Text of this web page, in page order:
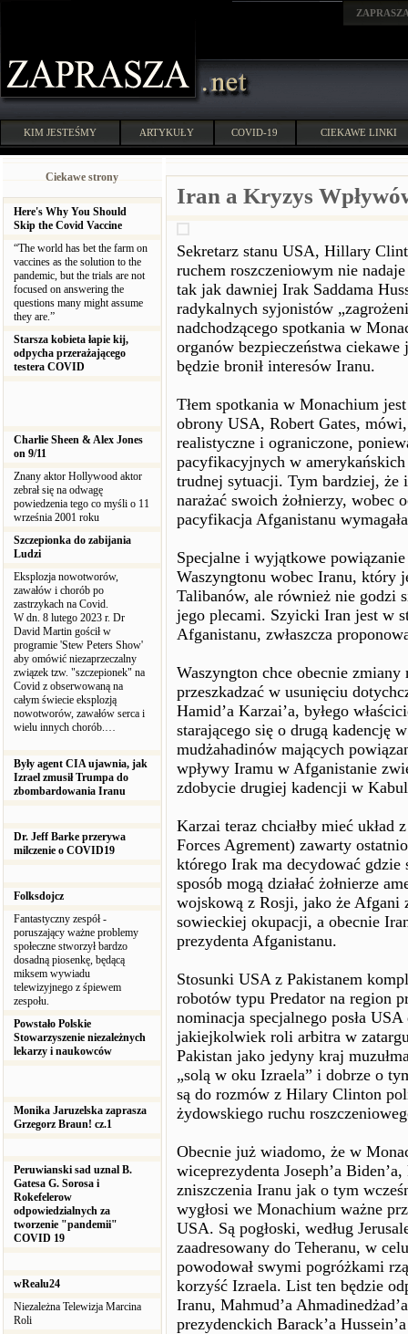
KIM JESTEŚMY ARTYKUŁY COVID-19 CIEKAWE LINKI
Ciekawe strony
Here's Why You Should
Skip the Covid Vaccine
“The world has bet the farm on
vaccines as the solution to the
pandemic, but the trials are not
focused on answering the
questions many might assume
they are.”
Starsza kobieta łapie kij,
odpycha przerażającego
testera COVID
Charlie Sheen & Alex Jones
on 9/11
Znany aktor Hollywood aktor
zebrał się na odwagę
powiedzenia tego co myśli o 11
września 2001 roku
Szczepionka do zabijania
Ludzi
Eksplozja nowotworów,
zawałów i chorób po
zastrzykach na Covid.
W dn. 8 lutego 2023 r. Dr
David Martin gościł w
programie 'Stew Peters Show'
aby omówić niezaprzeczalny
związek tzw. "szczepionek" na
Covid z obserwowaną na
całym świecie eksplozją
nowotworów, zawałów serca i
wielu innych chorób.…
Były agent CIA ujawnia, jak
Izrael zmusił Trumpa do
zbombardowania Iranu
Dr. Jeff Barke przerywa
milczenie o COVID19
Folksdojcz
Fantastyczny zespół -
poruszający ważne problemy
społeczne stworzył bardzo
dosadną piosenkę, będącą
miksem wywiadu
telewizyjnego z śpiewem
zespołu.
Powstało Polskie
Stowarzyszenie niezależnych
lekarzy i naukowców
Monika Jaruzelska zaprasza
Grzegorz Braun! cz.1
Peruwianski sad uznal B.
Gatesa G. Sorosa i
Rokefelerow
odpowiedzialnych za
tworzenie "pandemii"
COVID 19
wRealu24
Niezależna Telewizja Marcina
Roli
Iran a Kryzys
Sekretarz stanu USA, Hillary
ruchem roszczeniowym nie
tak jak dawniej Irak Saddama
radykalnych syjonistów
nadchodzącego spotkania w
organów bezpieczeństwa
będzie bronił interesów Iranu.
Tłem spotkania w Monachium
obrony USA, Robert Gates,
realistyczne i ograniczone,
pacyfikacyjnych w
trudnej sytuacji. Tym bardziej, że
narażać swoich żołnierzy, wobec
pacyfikacja Afganistanu
Specjalne i wyjątkowe
Waszyngtonu wobec Iranu, który
Talibanów, ale również nie godzi
jego plecami. Szyicki Iran jest w
Afganistanu, zwłaszcza
Waszyngton chce obecnie
przeszkadzać w usunięciu
Hamid’a Karzai’a, byłego
starającego się o drugą kadencję
mudżahadinów mających
wpływy Iramu w Afganistanie
zdobycie drugiej kadencji w
Karzai teraz chciałby mieć układ
Forces Agrement) zawarty
którego Irak ma decydować
sposób mogą działać żołnierze
wojskową z Rosji, jako że Afgani
sowieckiej okupacji, a obecnie
prezydenta Afganistanu.
Stosunki USA z Pakistanem
robotów typu Predator na region
nominacja specjalnego posła
jakiejkolwiek roli arbitra w
Pakistan jako jedyny kraj
„solą w oku Izraela” i dobrze o
są do rozmów z Hilary Clinton
żydowskiego ruchu
Obecnie już wiadomo, że w
wiceprezydenta Joseph’a
zniszczenia Iranu jak o tym
wygłosi we Monachium ważne
USA. Są pogłoski, według
zaadresowany do Teheranu, w
powodował swymi pogróżkami
korzyść Izraela. List ten będzie
Iranu, Mahmud’a
prezydenckich Barack’a